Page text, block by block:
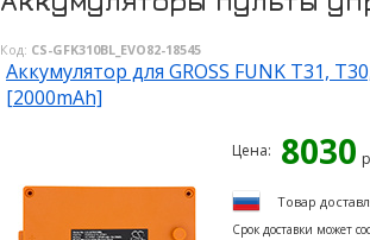
Код: CS-GFK310BL_EVO82-18545
Аккумулятор для GROSS FUNK T31,
[2000mAh]
Цена: 8030
Товар
Срок доставки может